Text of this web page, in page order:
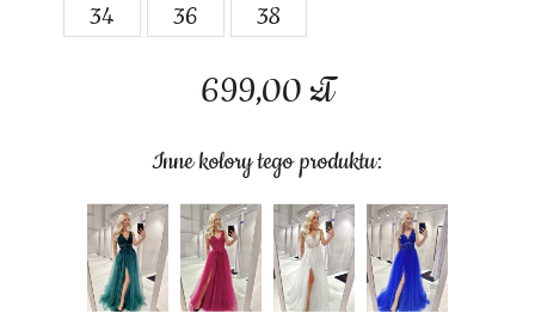
699,00 zł
Inne kolory tego produktu:
34
36 38